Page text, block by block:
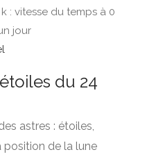
: vitesse du temps à 0
jour
du 24
astres : étoiles,
position de la lune